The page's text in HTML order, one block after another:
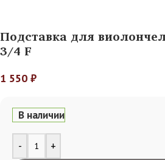
Подставка для
3/4 F
1 550 ₽
В наличии
- +
Alternative: